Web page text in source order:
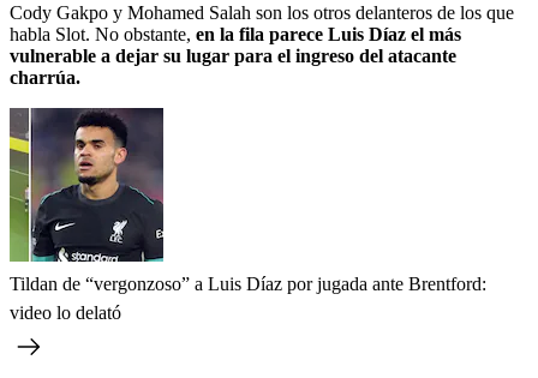
Cody Gakpo y Mohamed Salah son los otros delanteros de los que
habla Slot. No obstante, en la fila parece Luis Díaz el más
vulnerable a dejar su lugar para el ingreso del atacante
charrúa.
Tildan de “vergonzoso” a Luis Díaz por jugada ante Brentford:
video lo delató